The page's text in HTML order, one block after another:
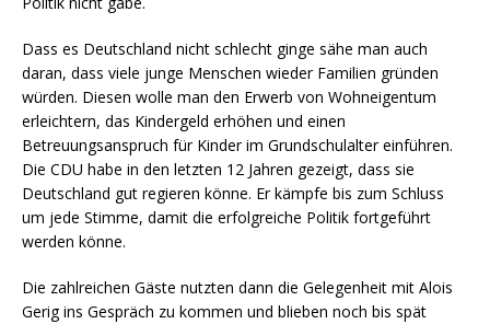
Dass es Deutschland nicht schlecht ginge sähe man auch
daran, dass viele junge Menschen wieder Familien gründen
würden. Diesen wolle man den Erwerb von Wohneigentum
erleichtern, das Kindergeld erhöhen und einen
Betreuungsanspruch für Kinder im Grundschulalter einführen.
Die CDU habe in den letzten 12 Jahren gezeigt, dass sie
Deutschland gut regieren könne. Er kämpfe bis zum Schluss
um jede Stimme, damit die erfolgreiche Politik fortgeführt
werden könne.
Die zahlreichen Gäste nutzten dann die Gelegenheit mit Alois
Gerig ins Gespräch zu kommen und blieben noch bis spät